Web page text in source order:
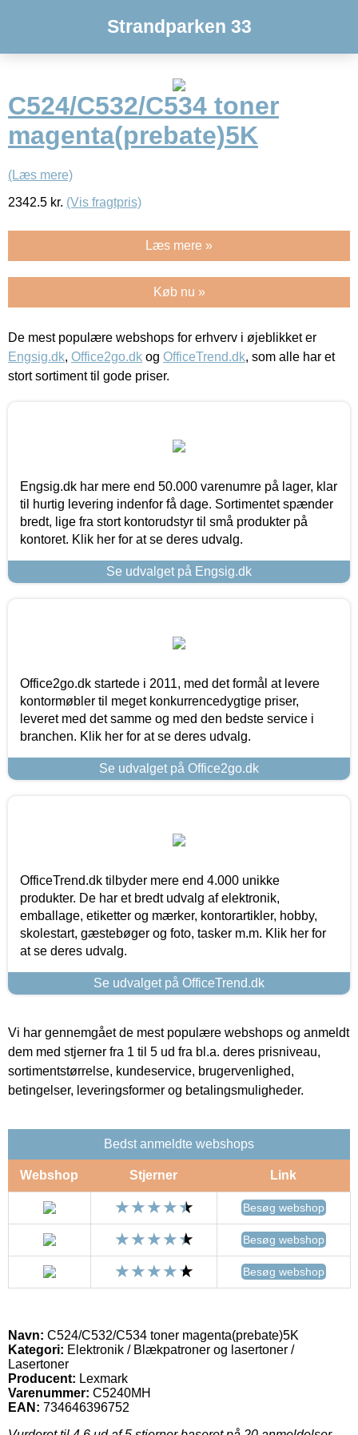
Strandparken 33
C524/C532/C534 toner
magenta(prebate)5K
(Læs mere)
2342.5 kr. (Vis fragtpris)
Læs mere »
Køb nu »
De mest populære webshops for erhverv i øjeblikket er
Engsig.dk, Office2go.dk og OfficeTrend.dk, som alle har et
stort sortiment til gode priser.
Engsig.dk har mere end 50.000 varenumre på lager, klar
til hurtig levering indenfor få dage. Sortimentet spænder
bredt, lige fra stort kontorudstyr til små produkter på
kontoret. Klik her for at se deres udvalg.
Se udvalget på Engsig.dk
Office2go.dk startede i 2011, med det formål at levere
kontormøbler til meget konkurrencedygtige priser,
leveret med det samme og med den bedste service i
branchen. Klik her for at se deres udvalg.
Se udvalget på Office2go.dk
OfficeTrend.dk tilbyder mere end 4.000 unikke
produkter. De har et bredt udvalg af elektronik,
emballage, etiketter og mærker, kontorartikler, hobby,
skolestart, gæstebøger og foto, tasker m.m. Klik her for
at se deres udvalg.
Se udvalget på OfficeTrend.dk
Vi har gennemgået de mest populære webshops og anmeldt
dem med stjerner fra 1 til 5 ud fra bl.a. deres prisniveau,
sortimentstørrelse, kundeservice, brugervenlighed,
betingelser, leveringsformer og betalingsmuligheder.
Bedst anmeldte webshops
Webshop Stjerner Link
Besøg webshop
Besøg webshop
Besøg webshop
Navn: C524/C532/C534 toner magenta(prebate)5K
Kategori: Elektronik / Blækpatroner og lasertoner /
Lasertoner
Producent: Lexmark
Varenummer: C5240MH
EAN: 734646396752